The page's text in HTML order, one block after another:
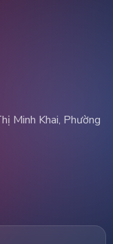
Minh Khai, Phường